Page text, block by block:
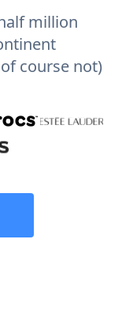
million
course not)